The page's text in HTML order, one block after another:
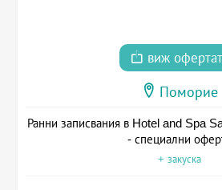
виж
Поморие
Ранни записвания в Hotel and Spa
- специални
+ закуска